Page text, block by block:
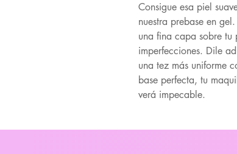
Consigue esa piel
nuestra prebase en
una fina capa sobre tu
imperfecciones. Dile
una tez más uniforme
base perfecta, tu
verá impecable.